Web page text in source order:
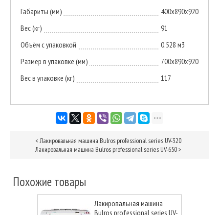
Габариты (мм)
400х890х920
Вес (кг)
91
Объём с упаковкой
0.528 м3
Размер в упаковке (мм)
700х890х920
Вес в упаковке (кг)
117
<Лакировальная машина Bulros professional series UV-320
Лакировальная машина Bulros professional series UV-650>
Похожие товары
Лакировальная машина
Bulros professional series UV-